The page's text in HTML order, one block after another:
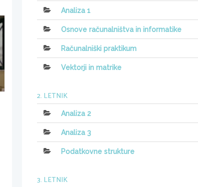
Analiza 1
Osnove računalništva in informatike
Računalniški praktikum
Vektorji in matrike
2. LETNIK
Analiza 2
Analiza 3
Podatkovne strukture
3. LETNIK